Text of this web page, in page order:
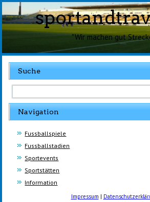
"Wir machen gut
Suche
Navigation
Fussballspiele
Fussballstadien
Sportevents
Sportstätten
Information
Impressum |